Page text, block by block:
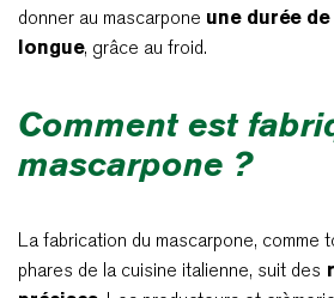
donner au mascarpone une durée
longue, grâce au froid.
Comment est
mascarpone ?
La fabrication du mascarpone, comme
phares de la cuisine italienne, suit des